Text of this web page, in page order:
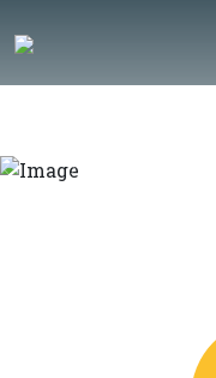
PreviousNext